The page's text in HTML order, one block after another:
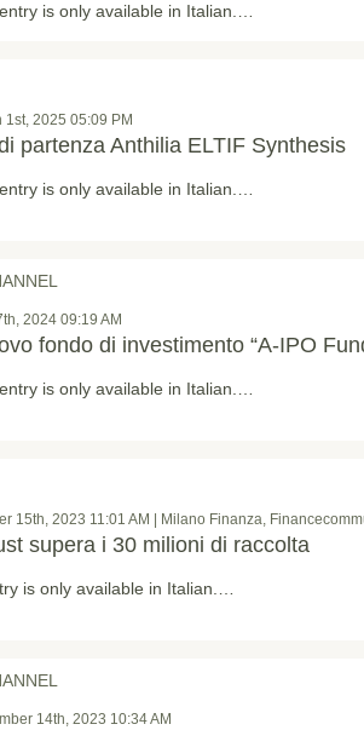
is only available in Italian.…
1st, 2025 05:09 PM
partenza Anthilia ELTIF Synthesis
is only available in Italian.…
2024 09:19 AM
fondo di investimento “A-IPO
is only available in Italian.…
15th, 2023 11:01 AM | Milano Finanza,
supera i 30 milioni di raccolta
is only available in Italian.…
14th, 2023 10:34 AM